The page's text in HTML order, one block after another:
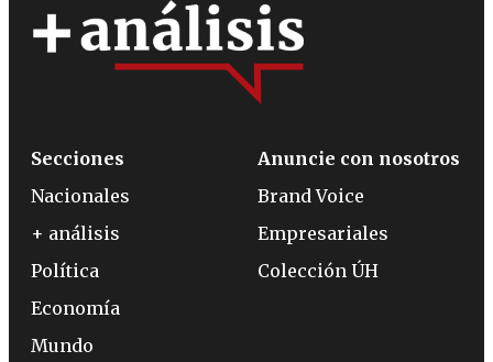
Secciones
Nacionales
+ análisis
Política
Economía
Mundo
Anuncie con nosotros
Brand Voice
Empresariales
Colección ÚH